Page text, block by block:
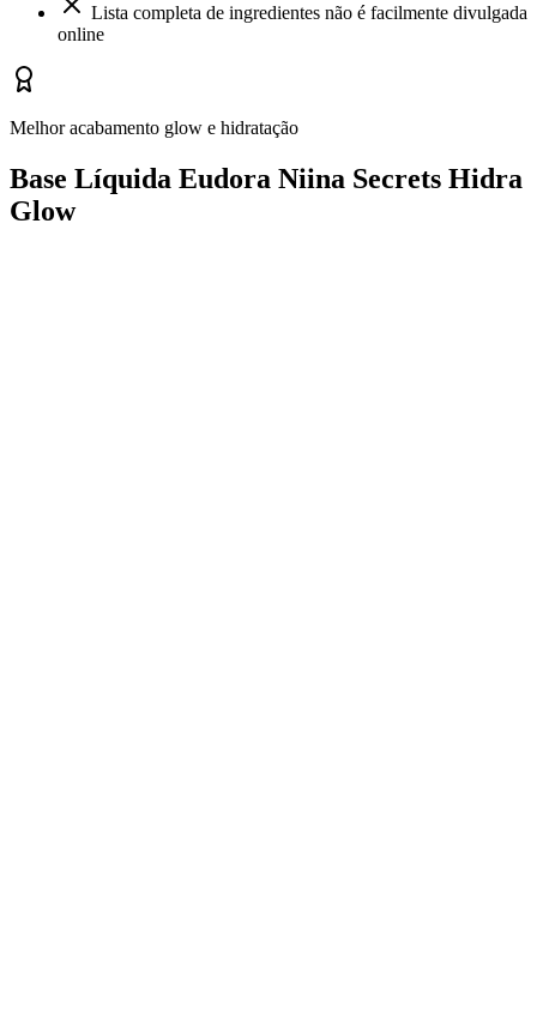
Lista completa de ingredientes não é facilmente divulgada
online
Melhor acabamento glow e hidratação
Base Líquida Eudora Niina Secrets Hidra
Glow